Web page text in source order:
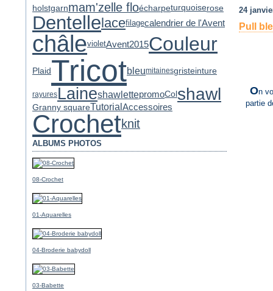
holstgarnmam'zelle floécharpeturquoiserose
Dentellelacefilagecalendrier de l'Avent
châlevioletAvent2015Couleur
PlaidTricotbleumitainesgristeinture
rayuresLaineshawlettepromoCol shawl
Granny squareTutorial Accessoires
Crochetknit
ALBUMS PHOTOS
08-Crochet
01-Aquarelles
04-Broderie babydoll
03-Babette
24
Pull
On
partie